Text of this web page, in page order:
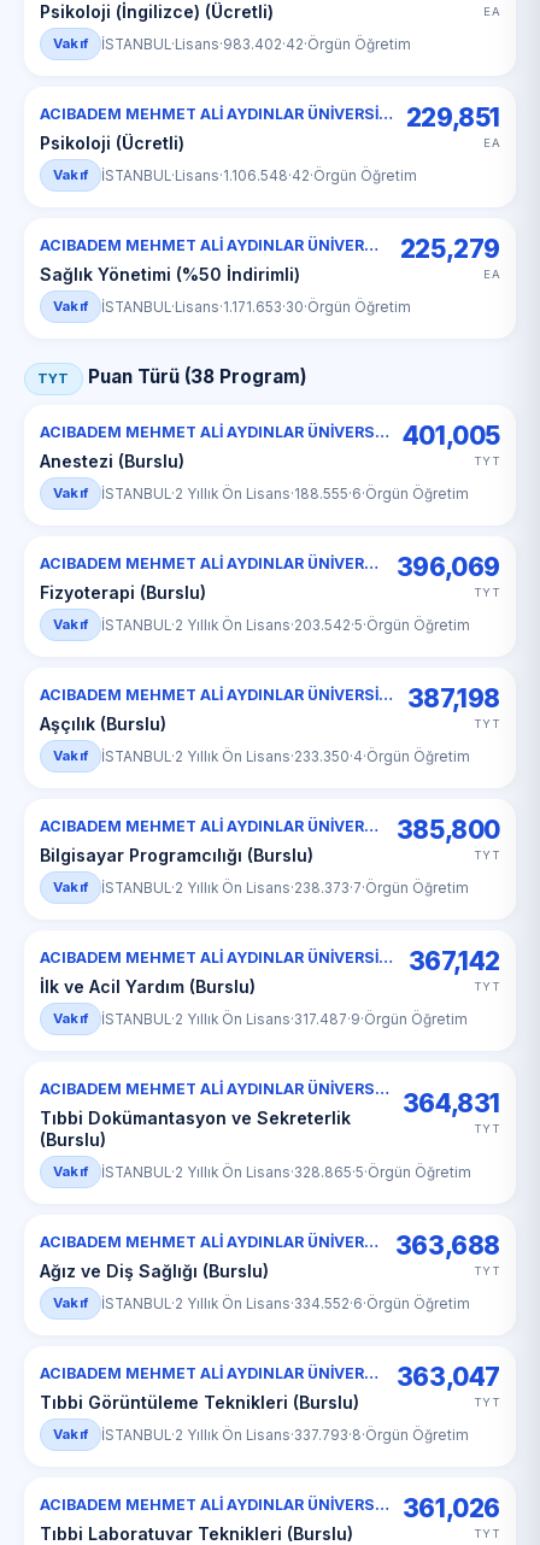
Psikoloji (İngilizce) (Ücretli) EA
Vakıf İSTANBUL ·Lisans·983.402·42·Örgün Öğretim
ACIBADEM MEHMET ALİ AYDINLAR ÜNİVERSİTESİ
Psikoloji (Ücretli)
229,851
EA
Vakıf İSTANBUL ·Lisans·1.106.548·42·Örgün Öğretim
ACIBADEM MEHMET ALİ AYDINLAR ÜNİVERSİTESİ
Sağlık Yönetimi (%50 İndirimli)
225,279
EA
Vakıf İSTANBUL ·Lisans·1.171.653·30·Örgün Öğretim
TYT Puan Türü (38 Program)
ACIBADEM MEHMET ALİ AYDINLAR ÜNİVERSİTESİ
Anestezi (Burslu)
401,005
TYT
Vakıf İSTANBUL ·2 Yıllık Ön Lisans·188.555·6·Örgün Öğretim
ACIBADEM MEHMET ALİ AYDINLAR ÜNİVERSİTESİ
Fizyoterapi (Burslu)
396,069
TYT
Vakıf İSTANBUL ·2 Yıllık Ön Lisans·203.542·5·Örgün Öğretim
ACIBADEM MEHMET ALİ AYDINLAR ÜNİVERSİTESİ
Aşçılık (Burslu)
387,198
TYT
Vakıf İSTANBUL ·2 Yıllık Ön Lisans·233.350·4·Örgün Öğretim
ACIBADEM MEHMET ALİ AYDINLAR ÜNİVERSİTESİ
Bilgisayar Programcılığı (Burslu)
385,800
TYT
Vakıf İSTANBUL ·2 Yıllık Ön Lisans·238.373·7·Örgün Öğretim
ACIBADEM MEHMET ALİ AYDINLAR ÜNİVERSİTESİ
İlk ve Acil Yardım (Burslu)
367,142
TYT
Vakıf İSTANBUL ·2 Yıllık Ön Lisans·317.487·9·Örgün Öğretim
ACIBADEM MEHMET ALİ AYDINLAR ÜNİVERSİTESİ
Tıbbi Dokümantasyon ve Sekreterlik
(Burslu)
364,831
TYT
Vakıf İSTANBUL ·2 Yıllık Ön Lisans·328.865·5·Örgün Öğretim
ACIBADEM MEHMET ALİ AYDINLAR ÜNİVERSİTESİ
Ağız ve Diş Sağlığı (Burslu)
363,688
TYT
Vakıf İSTANBUL ·2 Yıllık Ön Lisans·334.552·6·Örgün Öğretim
ACIBADEM MEHMET ALİ AYDINLAR ÜNİVERSİTESİ
Tıbbi Görüntüleme Teknikleri (Burslu)
363,047
TYT
Vakıf İSTANBUL ·2 Yıllık Ön Lisans·337.793·8·Örgün Öğretim
ACIBADEM MEHMET ALİ AYDINLAR ÜNİVERSİTESİ
Tıbbi Laboratuvar Teknikleri (Burslu)
361,026
TYT